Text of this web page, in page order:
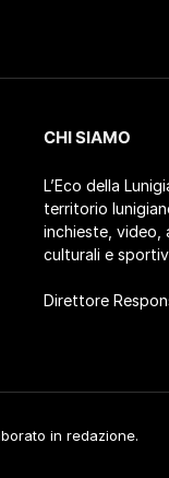
CHI SIAMO
L’Eco della
territorio
inchieste, video,
culturali e
Direttore
in redazione.